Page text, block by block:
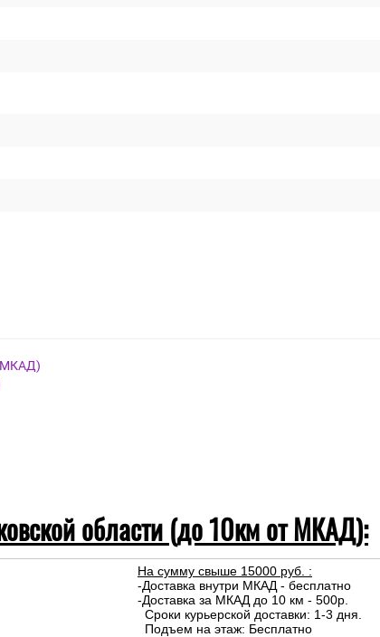
МКАД)
области (до 10км от МКАД):
На сумму свыше 15000 руб. :
-Доставка внутри МКАД - бесплатно
-Доставка за МКАД до 10 км - 500р.
Сроки курьерской доставки: 1-3 дня.
Подъем на этаж: Бесплатно